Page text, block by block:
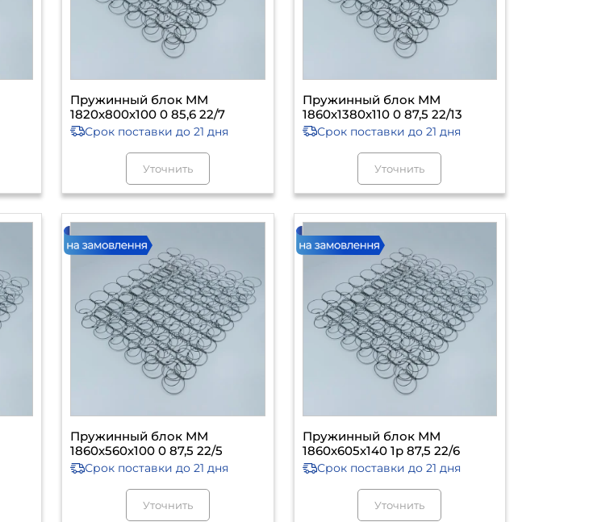
Пружинный блок ММ
1820х800х100 0 85,6 22/7
Срок поставки до 21 дня
Уточнить
Пружинный блок ММ
1860х1380х110 0 87,5 22/13
Срок поставки до 21 дня
Уточнить
Пружинный блок ММ
1860х560х100 0 87,5 22/5
Срок поставки до 21 дня
Уточнить
Пружинный блок ММ
1860х605х140 1р 87,5 22/6
Срок поставки до 21 дня
Уточнить